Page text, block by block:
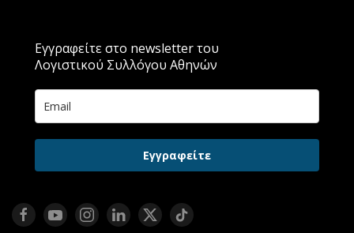
Εγγραφείτε στο newsletter του
Λογιστικού Συλλόγου Αθηνών
Εγγραφείτε